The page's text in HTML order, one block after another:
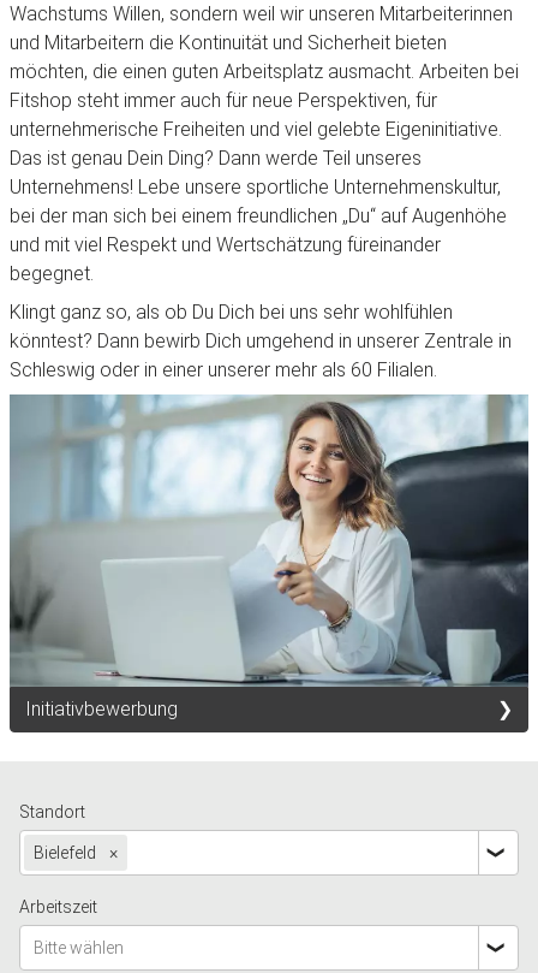
Wachstums Willen, sondern weil wir unseren Mitarbeiterinnen
und Mitarbeitern die Kontinuität und Sicherheit bieten
möchten, die einen guten Arbeitsplatz ausmacht. Arbeiten bei
Fitshop steht immer auch für neue Perspektiven, für
unternehmerische Freiheiten und viel gelebte Eigeninitiative.
Das ist genau Dein Ding? Dann werde Teil unseres
Unternehmens! Lebe unsere sportliche Unternehmenskultur,
bei der man sich bei einem freundlichen „Du“ auf Augenhöhe
und mit viel Respekt und Wertschätzung füreinander
begegnet.
Klingt ganz so, als ob Du Dich bei uns sehr wohlfühlen
könntest? Dann bewirb Dich umgehend in unserer Zentrale in
Schleswig oder in einer unserer mehr als 60 Filialen.
Initiativbewerbung
Standort
Bielefeld ×
Arbeitszeit
Bitte wählen